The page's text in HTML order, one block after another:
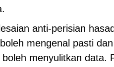
anti-perisian
mengenal pasti
menyulitkan data.